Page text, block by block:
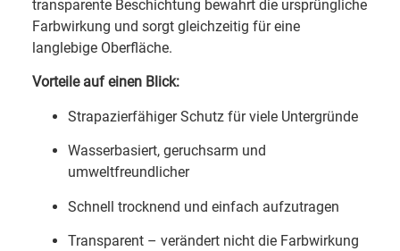
transparente Beschichtung bewahrt die ursprüngliche
Farbwirkung und sorgt gleichzeitig für eine
langlebige Oberfläche.
Vorteile auf einen Blick:
Strapazierfähiger Schutz für viele Untergründe
Wasserbasiert, geruchsarm und
umweltfreundlicher
Schnell trocknend und einfach aufzutragen
Transparent – verändert nicht die Farbwirkung